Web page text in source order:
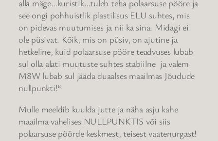
alla mäge…kuristik…tuleb teha polaarsuse pööre ja
see ongi pohhuistlik plastilisus ELU suhtes, mis
on pidevas muutumises ja nii ka sina. Midagi ei
ole püsivat. Kõik, mis on püsiv, on ajutine ja
hetkeline, kuid polaarsuse pööre teadvuses lubab
sul olla alati muutuste suhtes stabiilne ja valem
M8W lubab sul jääda duaalses maailmas Jõudude
nullpunkti!“
Mulle meeldib kuulda jutte ja näha asju kahe
maailma vahelises NULLPUNKTIS või siis
polaarsuse pöörde keskmest, teisest vaatenurgast!